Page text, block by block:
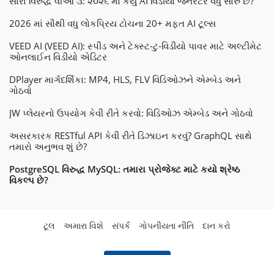
2026 માં સૌથી વધુ લોકપ્રિય ટોચના 20+ મફત AI ટૂલ્સ
VEED AI (VEED AI): સ્પીડ અને ટેક્સ્ટ-ટુ-વિડીયો પાવર માટે અલ્ટીમેટ
ઓનલાઈન વિડીયો એડિટર
DPlayer માર્ગદર્શિકા: MP4, HLS, FLV વિડિઓઝને એમ્બેડ અને
ગોઠવો
JW પ્લેયરનો ઉપયોગ કેવી રીતે કરવો: વિડિઓઝ એમ્બેડ અને ગોઠવો
અસરકારક RESTful API કેવી રીતે ડિઝાઇન કરવું? GraphQL સાથે
તમારો અનુભવ શું છે?
PostgreSQL વિરુદ્ધ MySQL: તમારા પ્રોજેક્ટ માટે કયો શ્રેષ્ઠ
વિકલ્પ છે?
ટૂલ અમારા વિશે સંપર્ક ગોપનીયતા નીતિ દાન કરો